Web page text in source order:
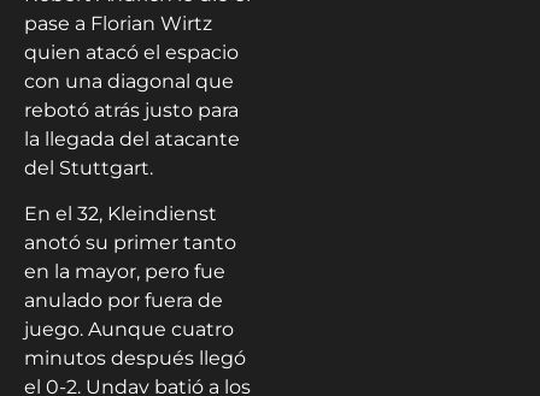
pase a Florian Wirtz
quien atacó el espacio
con una diagonal que
rebotó atrás justo para
la llegada del atacante
del Stuttgart.
En el 32, Kleindienst
anotó su primer tanto
en la mayor, pero fue
anulado por fuera de
juego. Aunque cuatro
minutos después llegó
el 0-2. Undav batió a los